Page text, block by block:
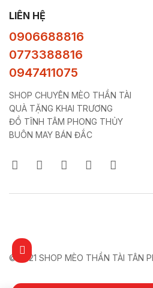
LIÊN HỆ
0906688816
0773388816
0947411075
SHOP CHUYÊN MÈO THẦN TÀI
QUÀ TẶNG KHAI TRƯƠNG
ĐỒ TĨNH TÂM PHONG THỦY
BUÔN MAY BÁN ĐẮC
© 2021 SHOP MÈO THẦN TÀI TÂN